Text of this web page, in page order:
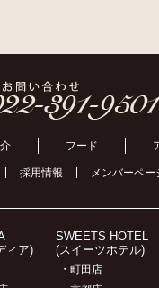
フード
採用情報 メンバーペー
ィア)
SWEETS HOTEL
(スイーツホテル)
・町田店